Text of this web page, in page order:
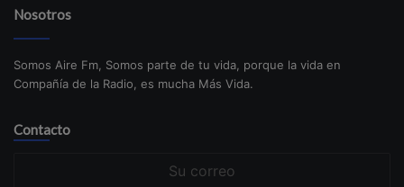
Nosotros
Somos Aire Fm, Somos parte de tu vida, porque la vida en
Compañía de la Radio, es mucha Más Vida.
Contacto